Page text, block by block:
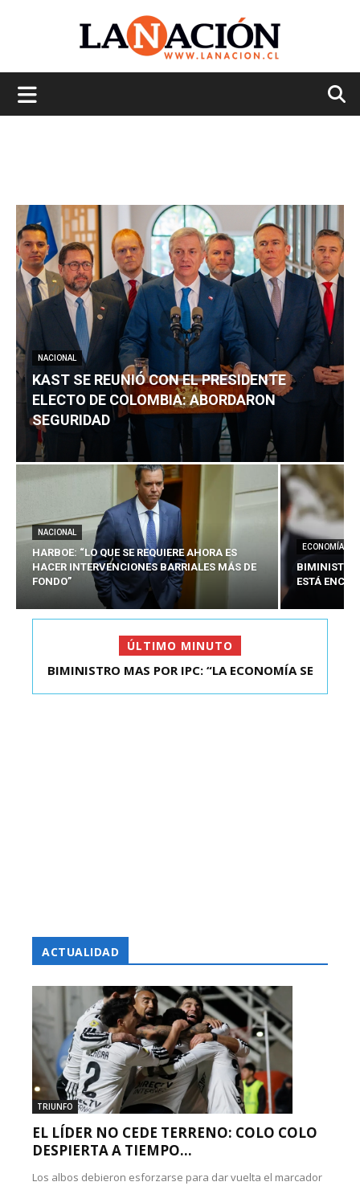
NACIONAL
KAST SE REUNIÓ CON EL PRESIDENTE
ELECTO DE COLOMBIA: ABORDARON
SEGURIDAD
NACIONAL
HARBOE: “LO QUE SE REQUIERE AHORA ES
HACER INTERVENCIONES BARRIALES MÁS DE
FONDO”
ECONOMÍA
BIMINISTRO
ESTÁ
ÚLTIMO MINUTO
KAST SE REUNIÓ CON EL PRESIDENTE ELECTO DE
BIMINISTRO MAS POR IPC: “LA ECONOMÍA SE
ACTUALIDAD
TRIUNFO
EL LÍDER NO CEDE TERRENO: COLO COLO
DESPIERTA A TIEMPO...
Los albos debieron esforzarse para dar vuelta el marcador